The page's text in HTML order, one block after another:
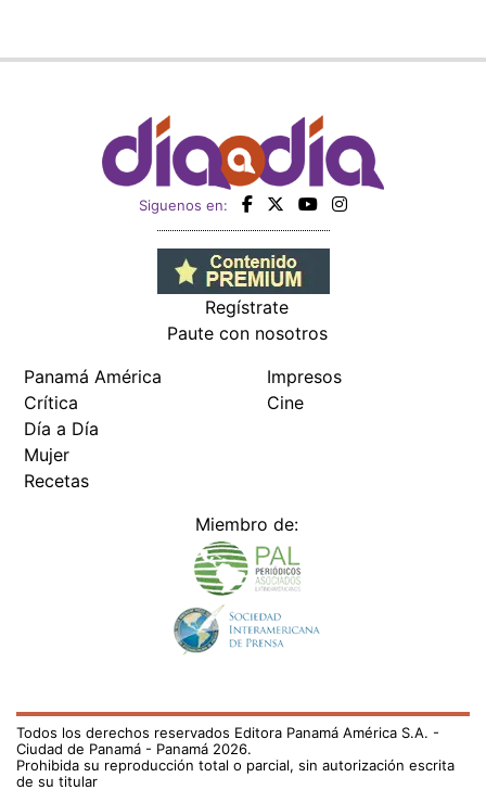
Siguenos en:
Regístrate
Paute con nosotros
Panamá América
Crítica
Día a Día
Mujer
Recetas
Impresos
Cine
Miembro de:
Todos los derechos reservados Editora Panamá América S.A. -
Ciudad de Panamá - Panamá 2026.
Prohibida su reproducción total o parcial, sin autorización escrita
de su titular